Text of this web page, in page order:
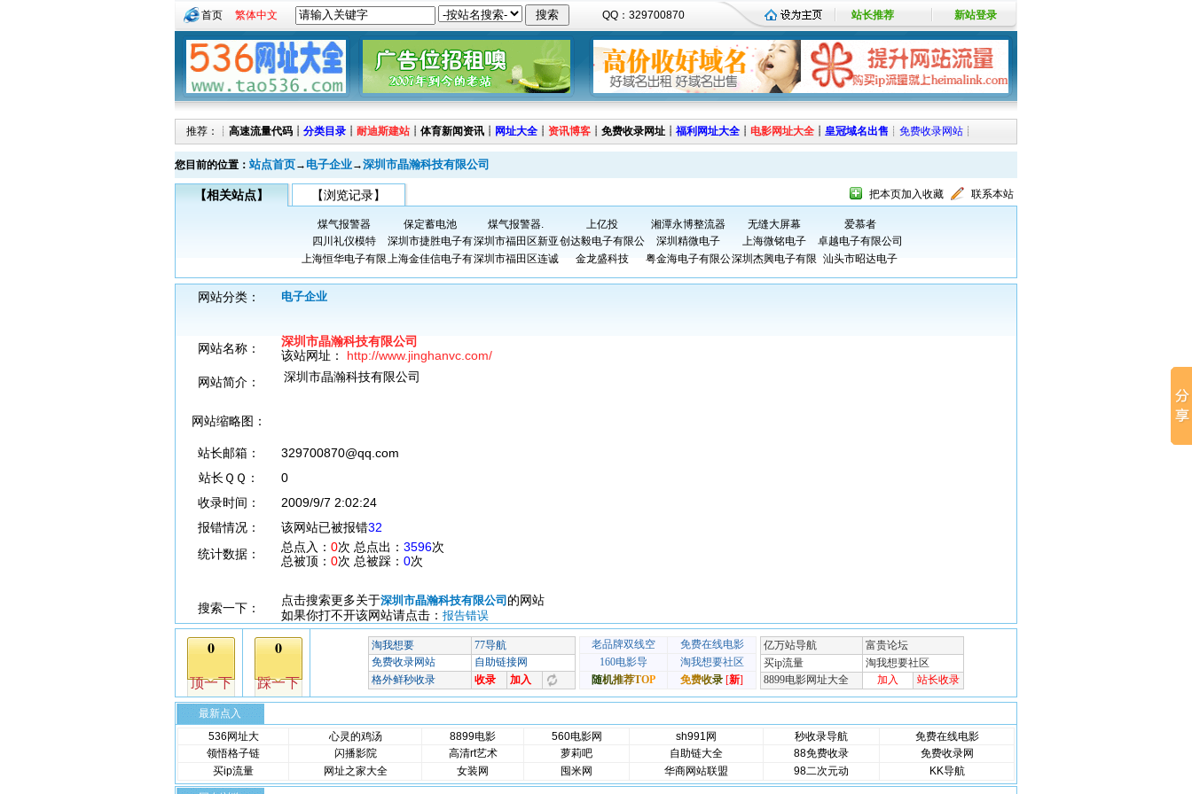
首页 繁体中文 QQ：329700870 站长推荐 新站登录
推荐：┊ 高速流量代码 ┊ 分类目录 ┊ 耐迪斯建站 ┊ 体育新闻资讯 ┊ 网址大全 ┊ 资讯博客 ┊ 免费收录网址 ┊ 福利网址大全 ┊ 电影网址大全 ┊ 皇冠域名出售 ┊ 免费收录网站 ┊
您目前的位置： 站点首页→ 电子企业→深圳市晶瀚科技有限公司
【相关站点】 【浏览记录】 把本页加入收藏 联系本站
煤气报警器 保定蓄电池 煤气报警器. 上亿投 湘潭永博整流器 无缝大屏幕
爱慕者
四川礼仪模特
深圳市捷胜电子有深圳市福田区新亚创达毅电子有限公 深圳精微电子 上海微铭电子
卓越电子有限公司
上海恒华电子有限上海金佳信电子有深圳市福田区连诚 金龙盛科技 粤金海电子有限公深圳杰興电子有限 汕头市昭达电子
网站分类： 电子企业
网站名称：
深圳市晶瀚科技有限公司
该站网址： http://www.jinghanvc.com/
网站简介：
深圳市晶瀚科技有限公司
网站缩略图：
站长邮箱：
329700870@qq.com
站长ＱＱ：
0
收录时间：
2009/9/7 2:02:24
报错情况：
该网站已被报错32
统计数据：
总点入： 0次 总点出： 3596次
总被顶： 0次 总被踩： 0次
搜索一下：
点击搜索更多关于深圳市晶瀚科技有限公司 的网站
如果你打不开该网站请点击： 报告错误
最新点入
536网址大
心灵的鸡汤 8899电影 560电影网 sh991网 秒收录导航
免费在线电影
领悟格子链
闪播影院 高清rt艺术 萝莉吧 自助链大全 88免费收录
免费收录网
买ip流量
网址之家大全 女装网 囤米网 华商网站联盟 98二次元动 KK导航